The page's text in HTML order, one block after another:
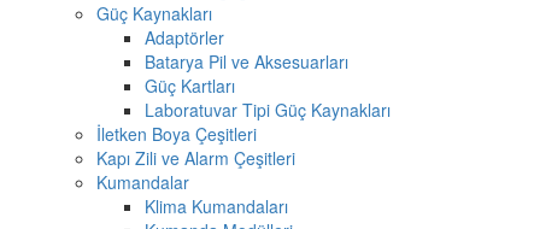
Güç Kaynakları
Adaptörler
Batarya Pil ve Aksesuarları
Güç Kartları
Laboratuvar Tipi Güç Kaynakları
İletken Boya Çeşitleri
Kapı Zili ve Alarm Çeşitleri
Kumandalar
Klima Kumandaları